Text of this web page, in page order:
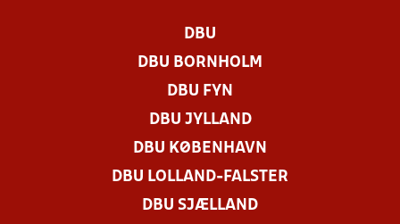
DBU
DBU BORNHOLM
DBU FYN
DBU JYLLAND
DBU KØBENHAVN
DBU LOLLAND-FALSTER
DBU SJÆLLAND